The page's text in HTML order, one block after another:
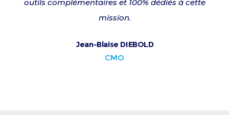
outils complémentaires et 100% dédiés à cette
mission.
Jean-Blaise DIEBOLD
CMO